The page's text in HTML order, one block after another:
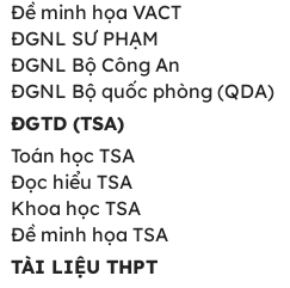
Đề minh họa VACT
ĐGNL SƯ PHẠM
ĐGNL Bộ Công An
ĐGNL Bộ quốc phòng (QDA)
ĐGTD (TSA)
Toán học TSA
Đọc hiểu TSA
Khoa học TSA
Đề minh họa TSA
TÀI LIỆU THPT